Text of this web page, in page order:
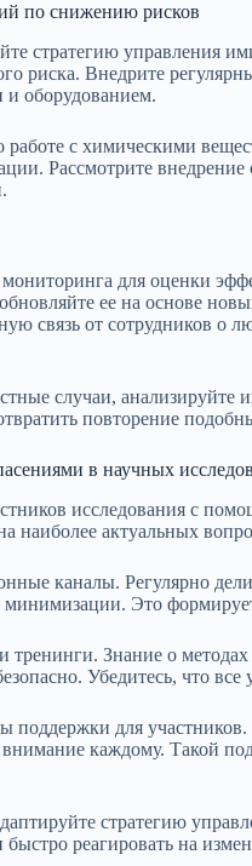
по снижению рисков
стратегию управления
риска. Внедрите
оборудованием.
с химическими
Рассмотрите
для оценки
ее на основе
связь от сотрудников
случаи,
повторение
в научных
исследования с
наиболее актуальных
каналы. Регулярно
Это
Знание о
Убедитесь, что
поддержки для
каждому. Такой
стратегию
реагировать на